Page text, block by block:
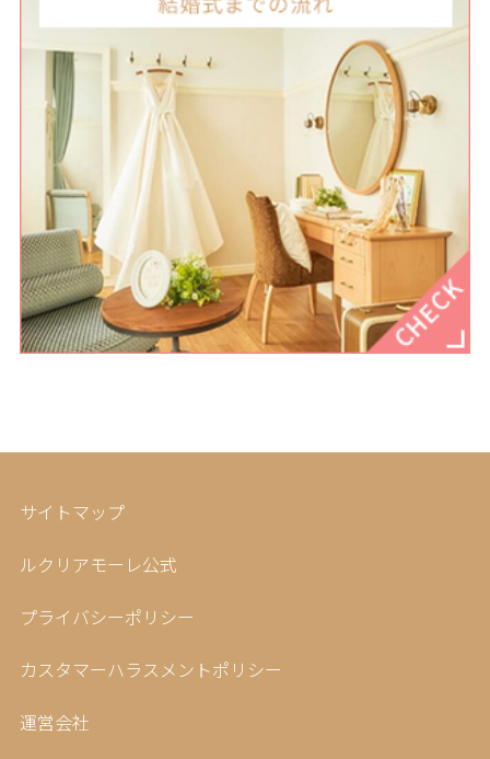
サイトマップ
ルクリアモーレ公式
プライバシーポリシー
カスタマーハラスメントポリシー
運営会社